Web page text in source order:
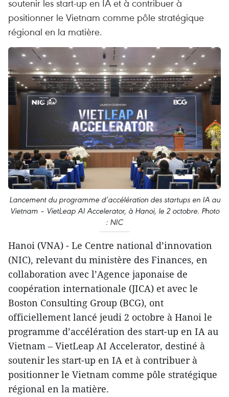
soutenir les start-up en IA et à contribuer à
positionner le Vietnam comme pôle stratégique
régional en la matière.
Lancement du programme d’accélération des startups en IA au
Vietnam – VietLeap AI Accelerator, à Hanoi, le 2 octobre. Photo
: NIC
Hanoi (VNA) - Le Centre national d’innovation
(NIC), relevant du ministère des Finances, en
collaboration avec l’Agence japonaise de
coopération internationale (JICA) et avec le
Boston Consulting Group (BCG), ont
officiellement lancé jeudi 2 octobre à Hanoi le
programme d’accélération des start-up en IA au
Vietnam – VietLeap AI Accelerator, destiné à
soutenir les start-up en IA et à contribuer à
positionner le Vietnam comme pôle stratégique
régional en la matière.